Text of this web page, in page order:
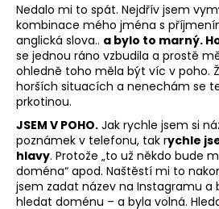
Nedalo mi to spát. Nejdřív jsem
kombinace mého jména s
anglická slova.. a bylo to marný.
se jednou ráno vzbudila a prostě
ohledně toho měla být víc v poho.
horších situacích a nenechám se
prkotinou.
JSEM V POHO. Jak rychle jsem si
poznámek v telefonu, tak rychle
hlavy. Protože „to už někdo bude
doména“ apod. Naštěstí mi to
jsem zadat název na Instagramu a
hledat doménu –⁠ a byla volná.
o
p
o
r
u
č
u
j
e
m
e